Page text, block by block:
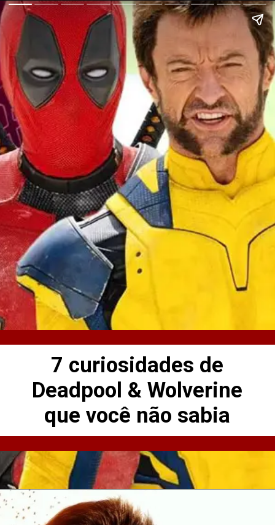
7 curiosidades de
Deadpool & Wolverine
que você não sabia